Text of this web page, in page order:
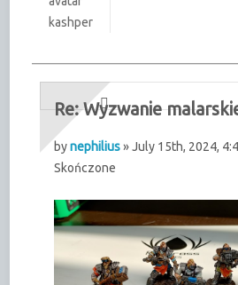
kashper
Re: Wyzwanie
bynephilius» July 15th, 2024,
Skończone